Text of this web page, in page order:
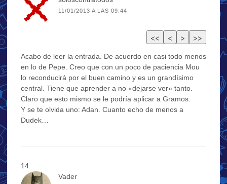
11/01/2013 A LAS 09:44
Acabo de leer la entrada. De acuerdo en casi todo menos
en lo de Pepe. Creo que con un poco de paciencia Mou
lo reconducirá por el buen camino y es un grandísimo
central. Tiene que aprender a no «dejarse ver» tanto.
Claro que esto mismo se le podría aplicar a Gramos.
Y se te olvida uno: Adan. Cuanto echo de menos a
Dudek…
Vader